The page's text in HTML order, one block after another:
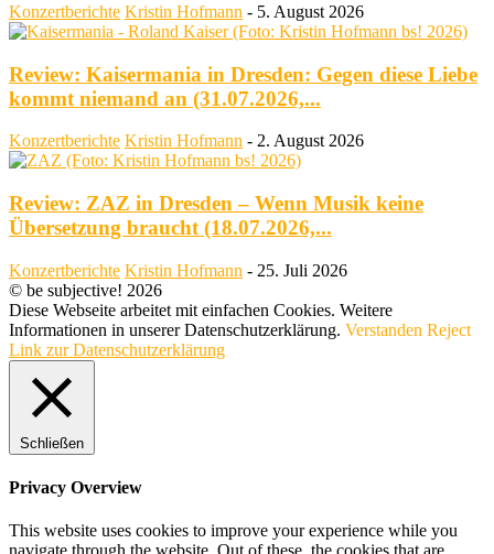
Konzertberichte Kristin Hofmann - 5. August 2026
Review: Kaisermania in Dresden: Gegen diese Liebe
kommt niemand an (31.07.2026,...
Konzertberichte Kristin Hofmann - 2. August 2026
Review: ZAZ in Dresden – Wenn Musik keine
Übersetzung braucht (18.07.2026,...
Konzertberichte Kristin Hofmann - 25. Juli 2026
© be subjective! 2026
Diese Webseite arbeitet mit einfachen Cookies. Weitere
Informationen in unserer Datenschutzerklärung. Verstanden Reject
Link zur Datenschutzerklärung
Schließen
Privacy Overview
This website uses cookies to improve your experience while you